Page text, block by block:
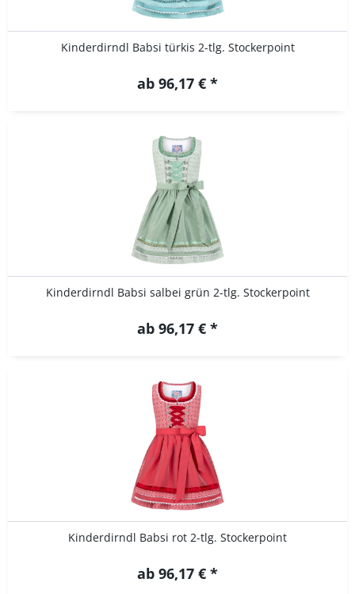
Kinderdirndl Babsi türkis 2-tlg. Stockerpoint
ab 96,17 € *
Kinderdirndl Babsi salbei grün 2-tlg. Stockerpoint
ab 96,17 € *
Kinderdirndl Babsi rot 2-tlg. Stockerpoint
ab 96,17 € *